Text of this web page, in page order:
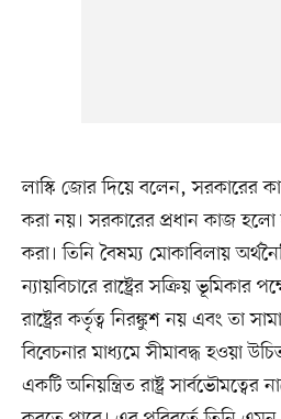
লাস্কি জোর দিয়ে বলেন, সরকারের
করা নয়। সরকারের প্রধান কাজ হলো
করা। তিনি বৈষম্য মোকাবিলায়
ন্যায়বিচারে রাষ্ট্রের সক্রিয় ভূমিকার
রাষ্ট্রের কর্তৃত্ব নিরঙ্কুশ নয় এবং তা
বিবেচনার মাধ্যমে সীমাবদ্ধ হওয়া
একটি অনিয়ন্ত্রিত রাষ্ট্র সার্বভৌমত্বের